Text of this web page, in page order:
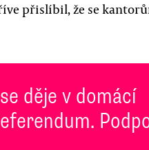
přislíbil, že se
děje v domácí